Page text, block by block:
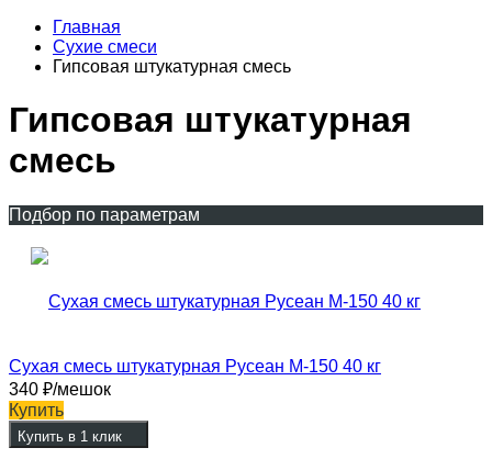
Главная
Сухие смеси
Гипсовая штукатурная смесь
Гипсовая штукатурная
смесь
Подбор по параметрам
Сухая смесь штукатурная Русеан М-150 40 кг
340 ₽/мешок
Купить
Купить в 1 клик